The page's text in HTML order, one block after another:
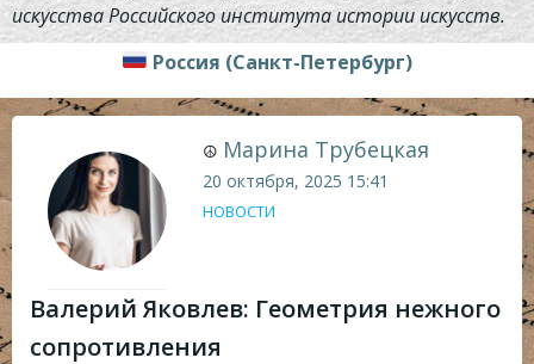
искусства Российского института истории искусств.
Россия (Санкт-Петербург)
☮ Марина Трубецкая
20 октября, 2025 15:41
НОВОСТИ
Валерий Яковлев: Геометрия нежного
сопротивления